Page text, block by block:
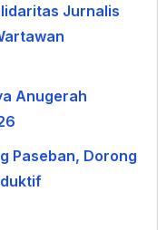
Jurnalis
Anugerah
Paseban, Dorong